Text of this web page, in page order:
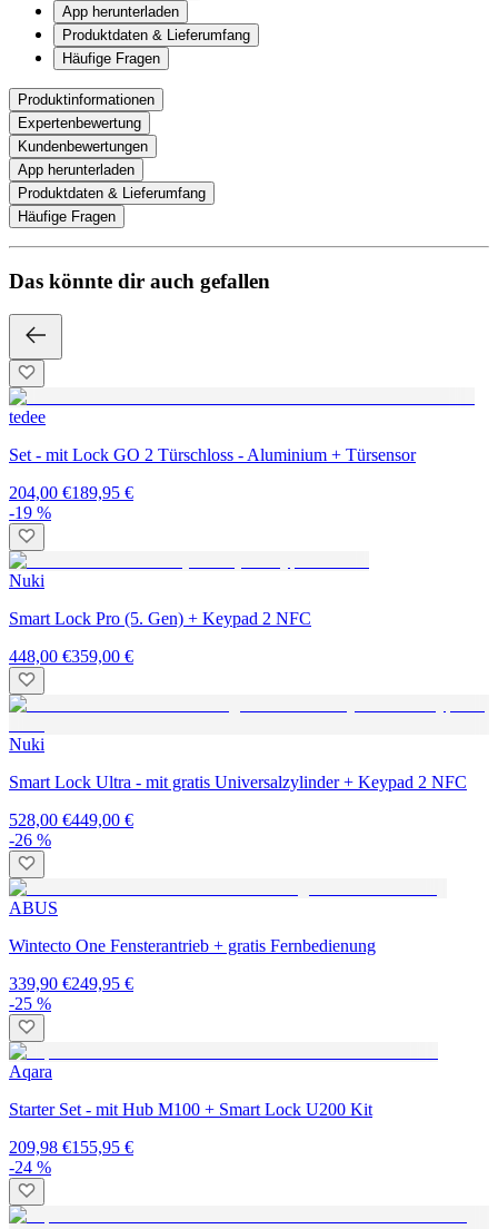
App herunterladen
Produktdaten & Lieferumfang
Häufige Fragen
Produktinformationen
Expertenbewertung
Kundenbewertungen
App herunterladen
Produktdaten & Lieferumfang
Häufige Fragen
Das könnte dir auch gefallen
tedee
Set - mit Lock GO 2 Türschloss - Aluminium + Türsensor
204,00 €189,95 €
-19 %
Nuki
Smart Lock Pro (5. Gen) + Keypad 2 NFC
448,00 €359,00 €
Nuki
Smart Lock Ultra - mit gratis Universalzylinder + Keypad 2 NFC
528,00 €449,00 €
-26 %
ABUS
Wintecto One Fensterantrieb + gratis Fernbedienung
339,90 €249,95 €
-25 %
Aqara
Starter Set - mit Hub M100 + Smart Lock U200 Kit
209,98 €155,95 €
-24 %